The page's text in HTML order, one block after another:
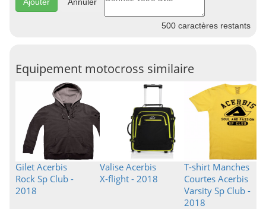
500 caractères restants
Equipement motocross similaire
Gilet Acerbis
Rock Sp Club -
2018
Valise Acerbis
X-flight - 2018
T-shirt Manches
Courtes Acerbis
Varsity Sp Club -
2018